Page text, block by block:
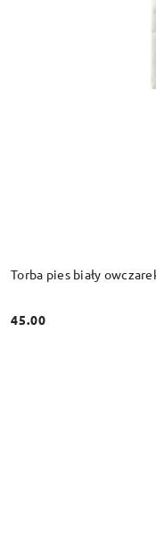
Torba pies biały
Cena:
45.00